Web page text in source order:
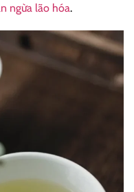
ngừa lão hóa.